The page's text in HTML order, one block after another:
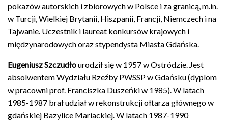
pokazów autorskich i zbiorowych w Polsce i za granicą, m.in.
w Turcji, Wielkiej Brytanii, Hiszpanii, Francji, Niemczech i na
Tajwanie. Uczestnik i laureat konkursów krajowych i
międzynarodowych oraz stypendysta Miasta Gdańska.
Eugeniusz Szczudłourodził się w 1957 w Ostródzie. Jest
absolwentem Wydziału Rzeźby PWSSP w Gdańsku (dyplom
w pracowni prof. Franciszka Duszeńki w 1985). W latach
1985-1987 brał udział w rekonstrukcji ołtarza głównego w
gdańskiej Bazylice Mariackiej. W latach 1987-1990